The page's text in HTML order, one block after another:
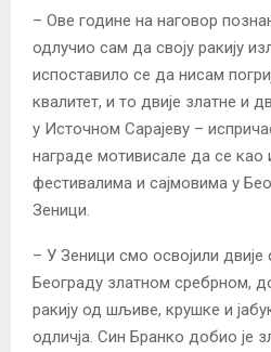
– Ове године на наговор
одлучио сам да своју ракију
испоставило се да нисам
квалитет, и то двије златне и
у Источном Сарајеву –
награде мотивисале да се као
фестивалима и сајмовима у
Зеници.
– У Зеници смо освојили
Београду златном сребрном,
ракију од шљиве, крушке и
одличја. Син Бранко добио је